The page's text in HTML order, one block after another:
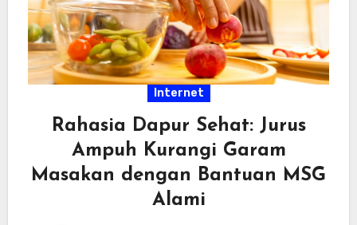
Internet
Rahasia Dapur Sehat: Jurus
Ampuh Kurangi Garam
Masakan dengan Bantuan MSG
Alami